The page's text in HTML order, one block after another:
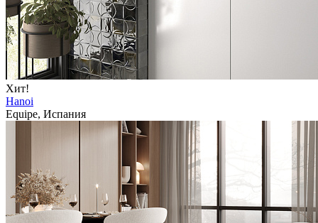
Хит!
Hanoi
Equipe, Испания